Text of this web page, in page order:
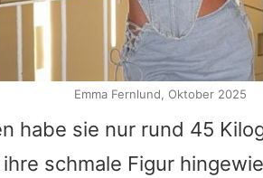
habe sie nur rund 45
schmale Figur
Emma Fernlund, Oktober 2025